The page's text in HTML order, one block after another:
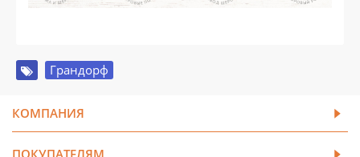
Грандорф
КОМПАНИЯ
ПОКУПАТЕЛЯМ